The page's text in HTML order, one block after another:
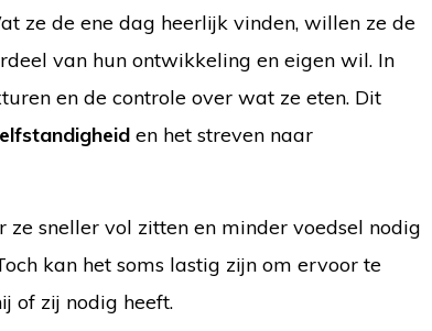
ze de ene dag heerlijk vinden, willen ze de
van hun ontwikkeling en eigen wil. In
en de controle over wat ze eten. Dit
en het streven naar
ze sneller vol zitten en minder voedsel nodig
kan het soms lastig zijn om ervoor te
of zij nodig heeft.